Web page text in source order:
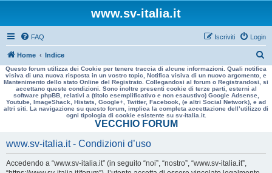
www.sv-italia.it
FAQ Login
Iscriviti
Home Indice
e
r
a
Questo forum utilizza dei Cookie per tenere traccia di alcune informazioni. Quali notifica
visiva di una nuova risposta in un vostro topic, Notifica visiva di un nuovo argomento, e
Mantenimento dello stato Online del Registrato. Collegandosi al forum o Registrandosi, si
accettano queste condizioni. Sono inoltre presenti cookie di terze parti, esterni al
software phpBB, relativi a (titolo esemplificativo e non esaustivo) Google Adsense,
Youtube, ImageShack, Histats, Google+, Twitter, Facebook, (e altri Social Network), e ad
altri siti. La navigazione su questo forum, implica la completa accettazione dell’utilizzo di
ogni tipologia di cookie esistente su sv-italia.it.
VECCHIO FORUM
www.sv-italia.it - Condizioni d’uso
Accedendo a “www.sv-italia.it” (in seguito “noi”, “nostro”, “www.sv-italia.it”,